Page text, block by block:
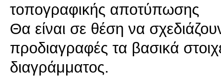
τοπογραφικής αποτύπωσης
Θα είναι σε θέση να
προδιαγραφές τα βασικά
διαγράμματος.